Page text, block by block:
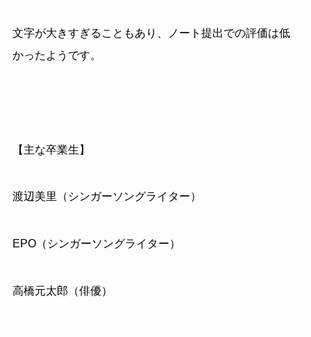
文字が大きすぎることもあり、ノート提出での評価は低
かったようです。
【主な卒業生】
渡辺美里（シンガーソングライター）
EPO（シンガーソングライター）
高橋元太郎（俳優）